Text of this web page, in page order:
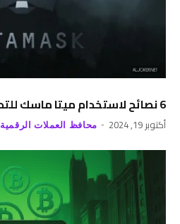
6 نصائح لاستخدام ميتا ماسك للتداول بأمان وفعالية
أكتوبر 19, 2024 محافظ العملات الرقمية